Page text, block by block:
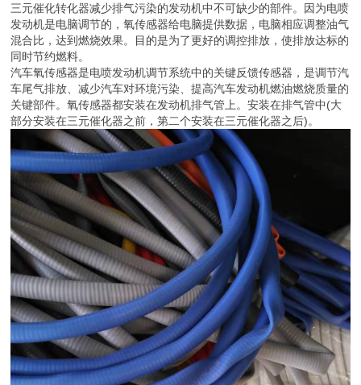
三元催化转化器减少排气污染的发动机中不可缺少的部件。因为电喷
发动机是电脑调节的，氧传感器给电脑提供数据，电脑相应调整油气
混合比，达到燃烧效果。目的是为了更好的调控排放，使排放达标的
同时节约燃料。
汽车氧传感器是电喷发动机调节系统中的关键反馈传感器，是调节汽
车尾气排放、减少汽车对环境污染、提高汽车发动机燃油燃烧质量的
关键部件。氧传感器都安装在发动机排气管上。安装在排气管中(大
部分安装在三元催化器之前，第二个安装在三元催化器之后)。